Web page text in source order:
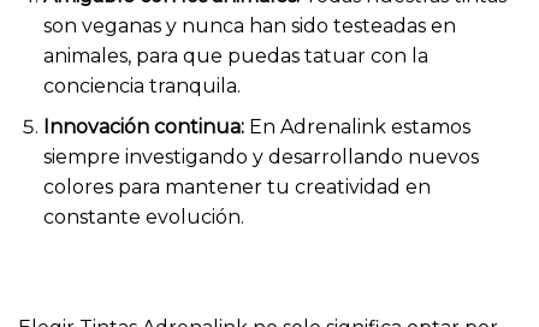
son veganas y nunca han sido testeadas en
animales, para que puedas tatuar con la
conciencia tranquila.
Innovación continua:En Adrenalink estamos
siempre investigando y desarrollando nuevos
colores para mantener tu creatividad en
constante evolución.